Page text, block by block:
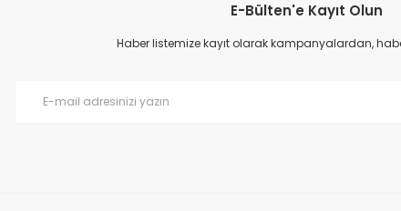
Ürün resmi kalitesiz, bozuk veya görüntülenemiyor.
Ürün açıklamasında eksik bilgiler bulunuyor.
E-Bülten'e Kayıt Olun
Haber listemize kayıt olarak kampanyalardan,